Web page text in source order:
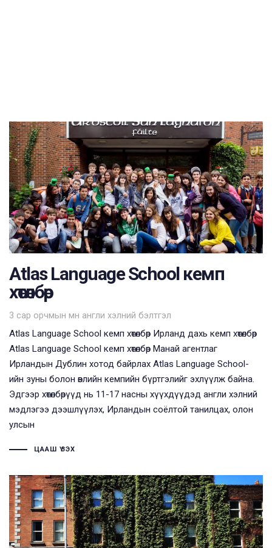
Atlas Language School кемп
хөтөлбөр
3 сар орчмын өмнө
Tags
англи хэлний бэлтгэл
Atlas Language School кемп хөтөлбөр Ирланд дахь кемп хөтөлбөр
Atlas Language School кемп хөтөлбөр Манай агентлаг
Ирландын Дублин хотод байрлах Atlas Language School-
ийн зуны болон өвлийн кемпийн бүртгэлийг эхлүүлж байна.
Эдгээр хөтөлбөрүүд нь 11-17 насны хүүхдүүдэд англи хэлний
мэдлэгээ дээшлүүлэх, Ирландын соёлтой танилцах, олон
улсын
ЦААШ ҮЗЭХ